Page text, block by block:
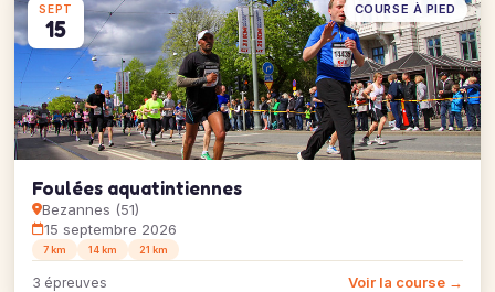
SEPT
15
COURSE À PIED
Foulées aquatintiennes
Bezannes (51)
15 septembre 2026
7 km 14 km 21 km
3 épreuves Voir la course →